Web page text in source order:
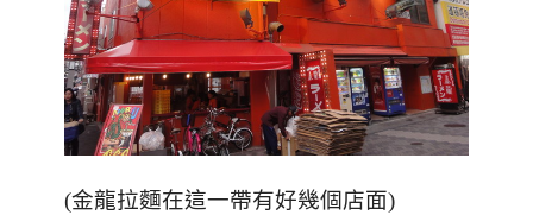
(金龍拉麵在這一帶有好幾個店面)